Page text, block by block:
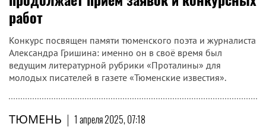
работ
Конкурс посвящен памяти тюменского поэта и журналиста
Александра Гришина: именно он в своё время был
ведущим литературной рубрики «Проталины» для
молодых писателей в газете «Тюменские известия».
ТЮМЕНЬ | 1 апреля 2025, 07:18